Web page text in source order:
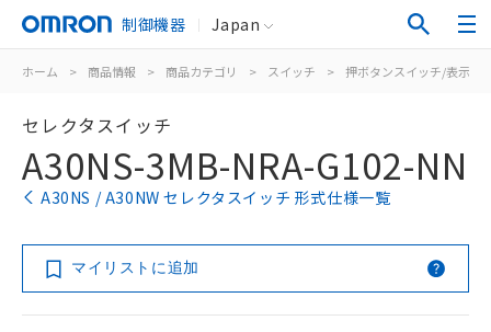
制御機器 Japan
ホーム > 商品情報 > 商品カテゴリ > スイッチ > 押ボタンスイッチ/表示灯
セレクタスイッチ
A30NS-3MB-NRA-G102-NN
A30NS / A30NW セレクタスイッチ 形式仕様一覧
マイリストに追加